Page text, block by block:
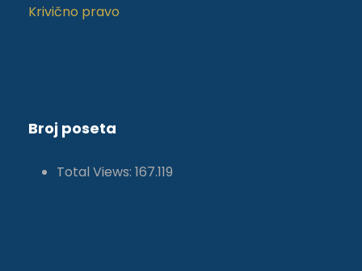
Krivično pravo
Broj poseta
Total Views: 167.119